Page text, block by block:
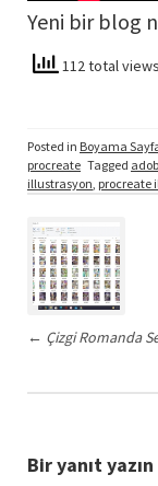
Yeni bir blog
112 total views
Posted in Boyama
procreate Tagged
illustrasyon, procreate
navigation
← Çizgi Romanda
Bir yanıt yazın